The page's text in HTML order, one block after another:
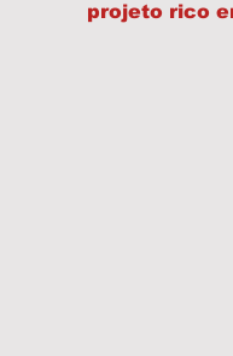
projeto rico